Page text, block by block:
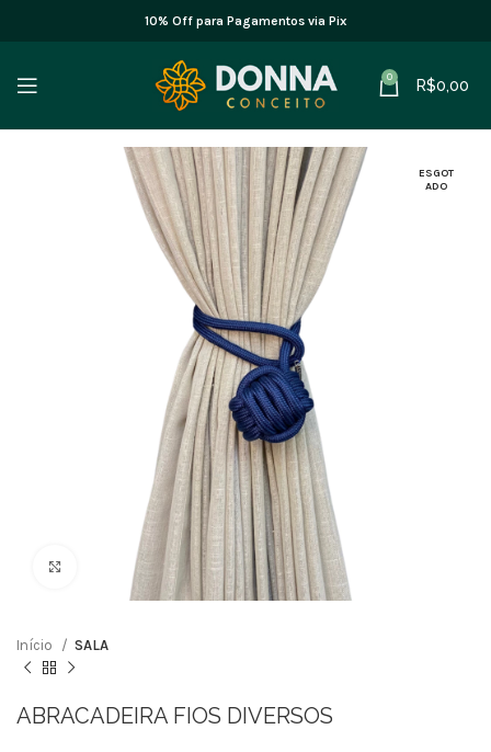
10% Off para Pagamentos via Pix
0 R$0,00
ESGOT
ADO
Clique para ampliar
Início SALA
ABRACADEIRA FIOS DIVERSOS